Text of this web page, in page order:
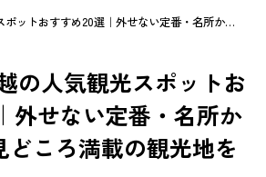
【2025】川越の人気観光スポットおすすめ20選｜外せない定番・名所から穴場まで見どころ満載の観光地を紹介
の人気観光スポットお
外せない定番・名所か
どころ満載の観光地を